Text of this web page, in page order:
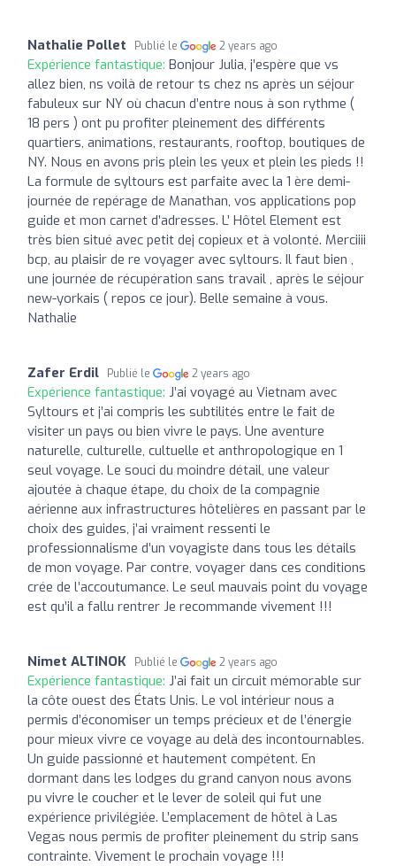
Nathalie Pollet Publié le 2 years ago
Expérience fantastique: Bonjour Julia, j’espère que vs
allez bien, ns voilà de retour ts chez ns après un séjour
fabuleux sur NY où chacun d’entre nous à son rythme (
18 pers ) ont pu profiter pleinement des différents
quartiers, animations, restaurants, rooftop, boutiques de
NY. Nous en avons pris plein les yeux et plein les pieds !!
La formule de syltours est parfaite avec la 1 ère demi-
journée de repérage de Manathan, vos applications pop
guide et mon carnet d’adresses. L’ Hôtel Element est
très bien situé avec petit dej copieux et à volonté. Merciiii
bcp, au plaisir de re voyager avec syltours. Il faut bien ,
une journée de récupération sans travail , après le séjour
new-yorkais ( repos ce jour). Belle semaine à vous.
Nathalie
Zafer Erdil Publié le 2 years ago
Expérience fantastique: J’ai voyagé au Vietnam avec
Syltours et j’ai compris les subtilités entre le fait de
visiter un pays ou bien vivre le pays. Une aventure
naturelle, culturelle, cultuelle et anthropologique en 1
seul voyage. Le souci du moindre détail, une valeur
ajoutée à chaque étape, du choix de la compagnie
aérienne aux infrastructures hôtelières en passant par le
choix des guides, j’ai vraiment ressenti le
professionnalisme d’un voyagiste dans tous les détails
de mon voyage. Par contre, voyager dans ces conditions
crée de l’accoutumance. Le seul mauvais point du voyage
est qu’il a fallu rentrer Je recommande vivement !!!
Nimet ALTINOK Publié le 2 years ago
Expérience fantastique: J’ai fait un circuit mémorable sur
la côte ouest des États Unis. Le vol intérieur nous a
permis d’économiser un temps précieux et de l’énergie
pour mieux vivre ce voyage au delà des incontournables.
Un guide passionné et hautement compétent. En
dormant dans les lodges du grand canyon nous avons
pu vivre le coucher et le lever de soleil qui fut une
expérience privilégiée. L’emplacement de hôtel à Las
Vegas nous permis de profiter pleinement du strip sans
contrainte. Vivement le prochain voyage !!!